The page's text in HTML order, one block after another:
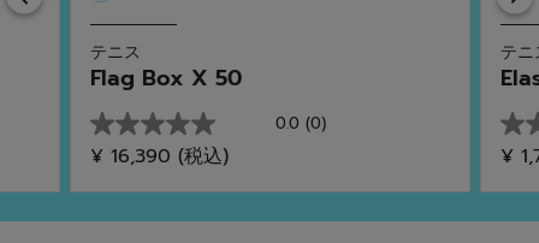
テニス
Flag Box X 50
0.0 (0)
星
0.0
／
5
¥ 16,390 (税込)
テニ
星
0.0
／
5
¥